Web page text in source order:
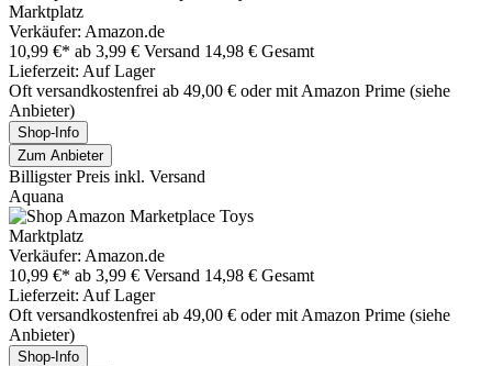
Marktplatz
Verkäufer: Amazon.de
10,99 €* ab 3,99 € Versand 14,98 € Gesamt
Lieferzeit: Auf Lager
Oft versandkostenfrei ab 49,00 € oder mit Amazon Prime (siehe
Anbieter)
Shop-Info
Zum Anbieter
Billigster Preis inkl. Versand
Aquana
Marktplatz
Verkäufer: Amazon.de
10,99 €* ab 3,99 € Versand 14,98 € Gesamt
Lieferzeit: Auf Lager
Oft versandkostenfrei ab 49,00 € oder mit Amazon Prime (siehe
Anbieter)
Shop-Info